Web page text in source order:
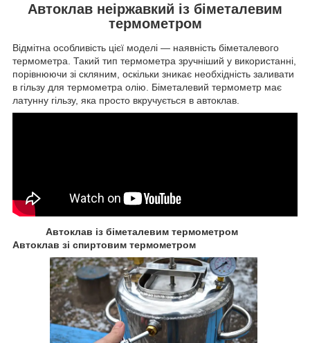
Автоклав неіржавкий із біметалевим
термометром
Відмітна особливість цієї моделі — наявність біметалевого
термометра. Такий тип термометра зручніший у використанні,
порівнюючи зі скляним, оскільки зникає необхідність заливати
в гільзу для термометра олію. Біметалевий термометр має
латунну гільзу, яка просто вкручується в автоклав.
Автоклав із біметалевим термометром
Автоклав зі спиртовим термометром